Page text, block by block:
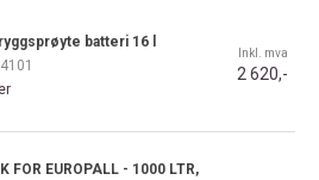
batteri 16 l
Inkl. mva
2 620,-
FOR EUROPALL - 1000 LTR,